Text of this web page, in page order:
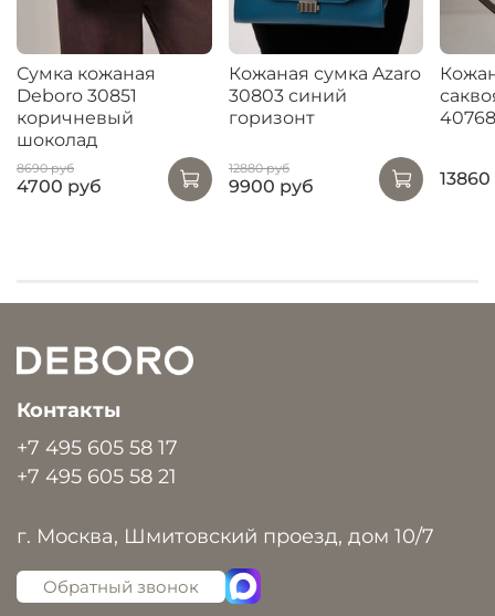
Сумка кожаная
Deboro 30851
коричневый
шоколад
8690 руб
4700 руб
Кожаная сумка Azaro
30803 синий
горизонт
12880 руб
9900 руб
Контакты
+7 495 605 58 17
+7 495 605 58 21
г. Москва, Шмитовский проезд, дом 10/7
Обратный звонок